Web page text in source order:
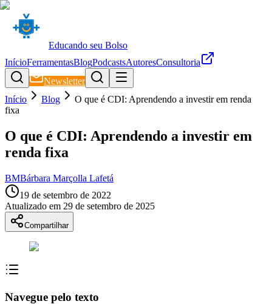
Educando seu Bolso
InícioFerramentasBlogPodcastsAutoresConsultoria
Newsletter
Início
Blog
O que é CDI: Aprendendo a investir em renda
fixa
O que é CDI: Aprendendo a investir em
renda fixa
BMBárbara Marçolla Lafetá
19 de setembro de 2022
Atualizado em 29 de setembro de 2025
Compartilhar
Navegue pelo texto